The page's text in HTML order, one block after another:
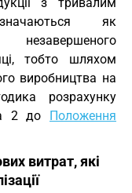
як
незавершеного
тобто шляхом
виробництва на
розрахунку
2 до Положення
витрат, які